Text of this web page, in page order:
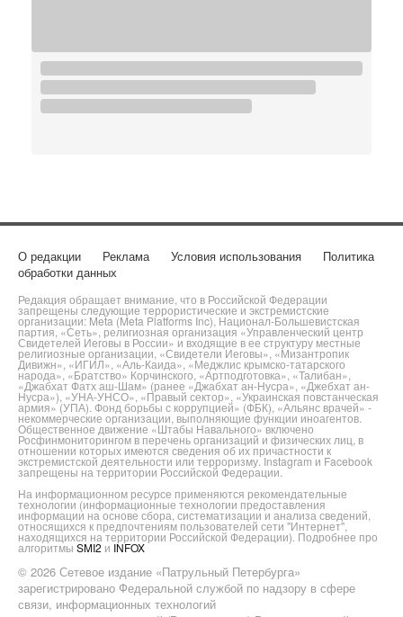
О редакции Реклама Условия использования
Политика
обработки данных
Редакция обращает внимание, что в Российской Федерации
запрещены следующие террористические и экстремистские
организации: Meta (Meta Platforms Inc), Национал-Большевистская
партия, «Сеть», религиозная организация «Управленческий центр
Свидетелей Иеговы в России» и входящие в ее структуру местные
религиозные организации, «Свидетели Иеговы», «Мизантропик
Дивижн», «ИГИЛ», «Аль-Каида», «Меджлис крымско-татарского
народа», «Братство» Корчинского, «Артподготовка», «Талибан»,
«Джабхат Фатх аш-Шам» (ранее «Джабхат ан-Нусра», «Джебхат ан-
Нусра»), «УНА-УНСО», «Правый сектор», «Украинская повстанческая
армия» (УПА). Фонд борьбы с коррупцией» (ФБК), «Альянс врачей» -
некоммерческие организации, выполняющие функции иноагентов.
Общественное движение «Штабы Навального» включено
Росфинмониторингом в перечень организаций и физических лиц, в
отношении которых имеются сведения об их причастности к
экстремистской деятельности или терроризму. Instagram и Facebook
запрещены на территории Российской Федерации.
На информационном ресурсе применяются рекомендательные
технологии (информационные технологии предоставления
информации на основе сбора, систематизации и анализа сведений,
относящихся к предпочтениям пользователей сети "Интернет",
находящихся на территории Российской Федерации). Подробнее про
алгоритмы SMI2 и INFOX
© 2026 Сетевое издание «Патрульный Петербурга»
зарегистрировано Федеральной службой по надзору в сфере
связи, информационных технологий